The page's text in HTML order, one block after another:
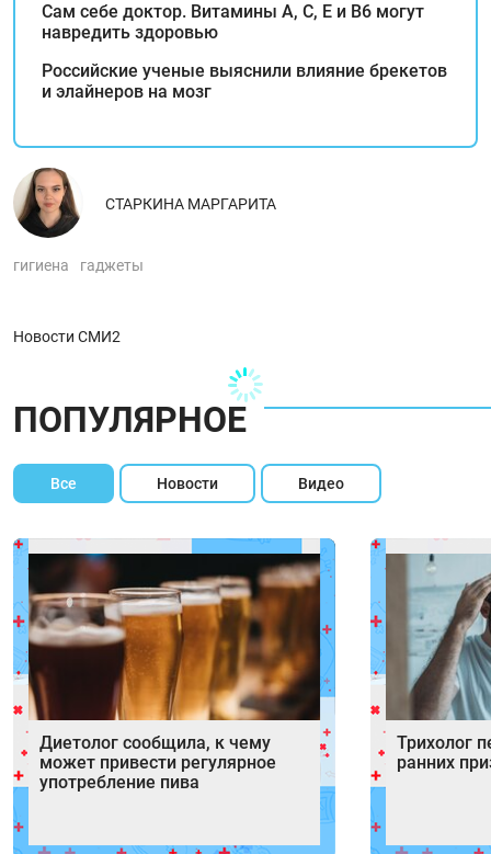
Сам себе доктор. Витамины А, С, Е и В6 могут
навредить здоровью
Российские ученые выяснили влияние брекетов
и элайнеров на мозг
СТАРКИНА МАРГАРИТА
гигиена гаджеты
Новости СМИ2
ПОПУЛЯРНОЕ
Все Новости Видео
Диетолог сообщила, к чему
может привести регулярное
употребление пива
Трихолог
ранних